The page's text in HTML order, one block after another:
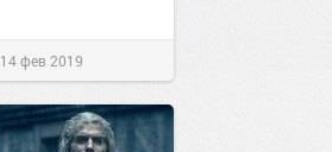
14 фев 2019